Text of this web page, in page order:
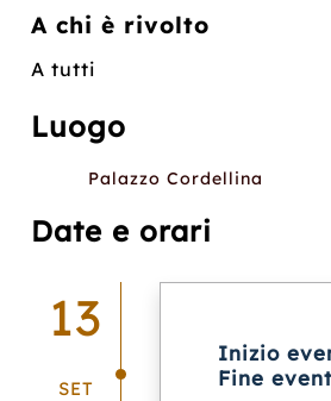
A chi è rivolto
A tutti
Luogo
Palazzo Cordellina
Date e orari
13
SET
Inizio
Fine